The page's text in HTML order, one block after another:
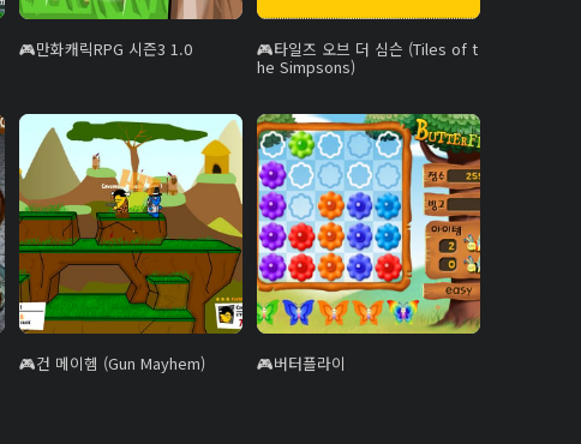
만화캐릭RPG 시즌3 1.0 타일즈 오브 더 심슨 (Tiles of t
he Simpsons)
건 메이헴 (Gun Mayhem) 버터플라이